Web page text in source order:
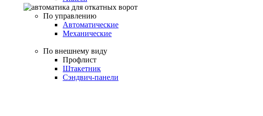
По управлению
Автоматические
Механические
По внешнему виду
Профлист
Штакетник
Сэндвич-панели